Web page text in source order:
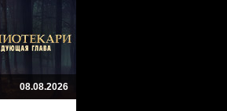
08.08.2026